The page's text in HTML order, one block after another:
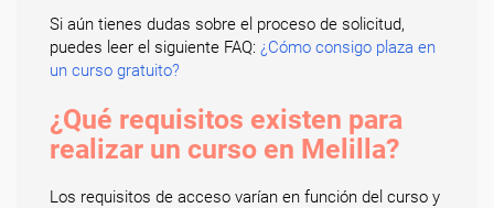
Si aún tienes dudas sobre el proceso de solicitud,
puedes leer el siguiente FAQ: ¿Cómo consigo plaza en
un curso gratuito?
¿Qué requisitos existen para
realizar un curso en Melilla?
Los requisitos de acceso varían en función del curso y